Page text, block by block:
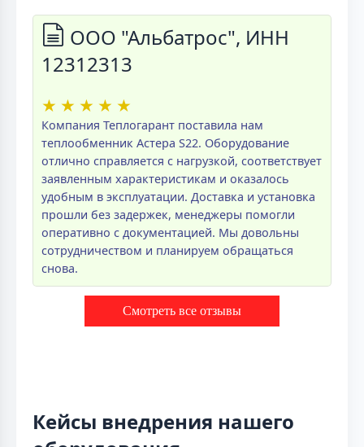
ООО "Альбатрос", ИНН
12312313
★ ★ ★ ★ ★
Компания Теплогарант поставила нам
теплообменник Астера S22. Оборудование
отлично справляется с нагрузкой, соответствует
заявленным характеристикам и оказалось
удобным в эксплуатации. Доставка и установка
прошли без задержек, менеджеры помогли
оперативно с документацией. Мы довольны
сотрудничеством и планируем обращаться
снова.
Смотреть все отзывы
Кейсы внедрения нашего